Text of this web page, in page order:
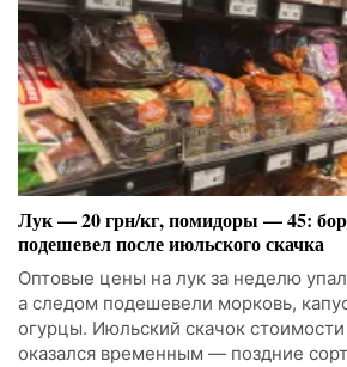
Лук — 20 грн/кг, помидоры — 45:
подешевел после июльского скачка
Оптовые цены на лук за неделю
а следом подешевели морковь,
огурцы. Июльский скачок
оказался временным — поздние